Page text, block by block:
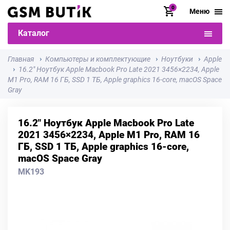
0 Меню
Каталог
Главная Компьютеры и комплектующие Ноутбуки
Apple
16.2" Ноутбук Apple Macbook Pro Late 2021 3456×2234, Apple
M1 Pro, RAM 16 ГБ, SSD 1 ТБ, Apple graphics 16-core, macOS Space
Gray
16.2" Ноутбук Apple Macbook Pro Late
2021 3456×2234, Apple M1 Pro, RAM 16
ГБ, SSD 1 ТБ, Apple graphics 16-core,
macOS Space Gray
MK193